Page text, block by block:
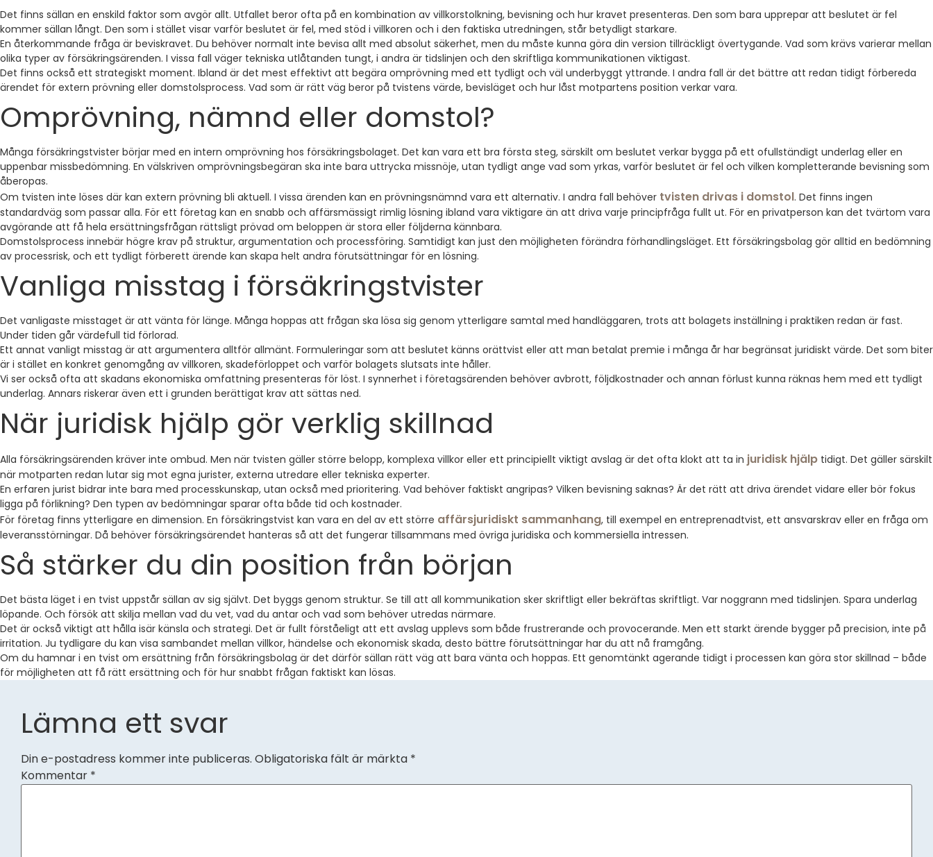
Det finns sällan en enskild faktor som avgör allt. Utfallet beror ofta på en kombination av villkorstolkning, bevisning och hur kravet presenteras. Den som bara upprepar att beslutet är fel
kommer sällan långt. Den som i stället visar varför beslutet är fel, med stöd i villkoren och i den faktiska utredningen, står betydligt starkare.
En återkommande fråga är beviskravet. Du behöver normalt inte bevisa allt med absolut säkerhet, men du måste kunna göra din version tillräckligt övertygande. Vad som krävs varierar mellan
olika typer av försäkringsärenden. I vissa fall väger tekniska utlåtanden tungt, i andra är tidslinjen och den skriftliga kommunikationen viktigast.
Det finns också ett strategiskt moment. Ibland är det mest effektivt att begära omprövning med ett tydligt och väl underbyggt yttrande. I andra fall är det bättre att redan tidigt förbereda
ärendet för extern prövning eller domstolsprocess. Vad som är rätt väg beror på tvistens värde, bevisläget och hur låst motpartens position verkar vara.
Omprövning, nämnd eller domstol?
Många försäkringstvister börjar med en intern omprövning hos försäkringsbolaget. Det kan vara ett bra första steg, särskilt om beslutet verkar bygga på ett ofullständigt underlag eller en
uppenbar missbedömning. En välskriven omprövningsbegäran ska inte bara uttrycka missnöje, utan tydligt ange vad som yrkas, varför beslutet är fel och vilken kompletterande bevisning som
åberopas.
Om tvisten inte löses där kan extern prövning bli aktuell. I vissa ärenden kan en prövningsnämnd vara ett alternativ. I andra fall behöver tvisten drivas i domstol. Det finns ingen
standardväg som passar alla. För ett företag kan en snabb och affärsmässigt rimlig lösning ibland vara viktigare än att driva varje principfråga fullt ut. För en privatperson kan det tvärtom vara
avgörande att få hela ersättningsfrågan rättsligt prövad om beloppen är stora eller följderna kännbara.
Domstolsprocess innebär högre krav på struktur, argumentation och processföring. Samtidigt kan just den möjligheten förändra förhandlingsläget. Ett försäkringsbolag gör alltid en bedömning
av processrisk, och ett tydligt förberett ärende kan skapa helt andra förutsättningar för en lösning.
Vanliga misstag i försäkringstvister
Det vanligaste misstaget är att vänta för länge. Många hoppas att frågan ska lösa sig genom ytterligare samtal med handläggaren, trots att bolagets inställning i praktiken redan är fast.
Under tiden går värdefull tid förlorad.
Ett annat vanligt misstag är att argumentera alltför allmänt. Formuleringar som att beslutet känns orättvist eller att man betalat premie i många år har begränsat juridiskt värde. Det som biter
är i stället en konkret genomgång av villkoren, skadeförloppet och varför bolagets slutsats inte håller.
Vi ser också ofta att skadans ekonomiska omfattning presenteras för löst. I synnerhet i företagsärenden behöver avbrott, följdkostnader och annan förlust kunna räknas hem med ett tydligt
underlag. Annars riskerar även ett i grunden berättigat krav att sättas ned.
När juridisk hjälp gör verklig skillnad
Alla försäkringsärenden kräver inte ombud. Men när tvisten gäller större belopp, komplexa villkor eller ett principiellt viktigt avslag är det ofta klokt att ta in juridisk hjälp tidigt. Det gäller särskilt
när motparten redan lutar sig mot egna jurister, externa utredare eller tekniska experter.
En erfaren jurist bidrar inte bara med processkunskap, utan också med prioritering. Vad behöver faktiskt angripas? Vilken bevisning saknas? Är det rätt att driva ärendet vidare eller bör fokus
ligga på förlikning? Den typen av bedömningar sparar ofta både tid och kostnader.
För företag finns ytterligare en dimension. En försäkringstvist kan vara en del av ett större affärsjuridiskt sammanhang, till exempel en entreprenadtvist, ett ansvarskrav eller en fråga om
leveransstörningar. Då behöver försäkringsärendet hanteras så att det fungerar tillsammans med övriga juridiska och kommersiella intressen.
Så stärker du din position från början
Det bästa läget i en tvist uppstår sällan av sig självt. Det byggs genom struktur. Se till att all kommunikation sker skriftligt eller bekräftas skriftligt. Var noggrann med tidslinjen. Spara underlag
löpande. Och försök att skilja mellan vad du vet, vad du antar och vad som behöver utredas närmare.
Det är också viktigt att hålla isär känsla och strategi. Det är fullt förståeligt att ett avslag upplevs som både frustrerande och provocerande. Men ett starkt ärende bygger på precision, inte på
irritation. Ju tydligare du kan visa sambandet mellan villkor, händelse och ekonomisk skada, desto bättre förutsättningar har du att nå framgång.
Om du hamnar i en tvist om ersättning från försäkringsbolag är det därför sällan rätt väg att bara vänta och hoppas. Ett genomtänkt agerande tidigt i processen kan göra stor skillnad – både
för möjligheten att få rätt ersättning och för hur snabbt frågan faktiskt kan lösas.
Lämna ett svar
Din e-postadress kommer inte publiceras. Obligatoriska fält är märkta *
Kommentar *